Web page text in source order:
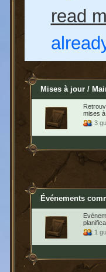
read
Mises à jour /
mises
3
Événements
1